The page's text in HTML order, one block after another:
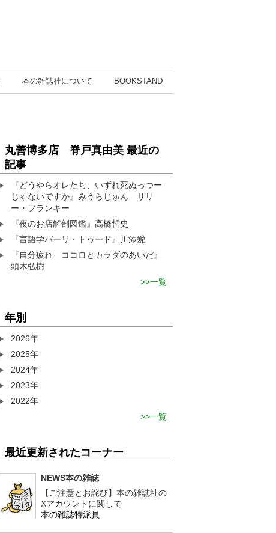
本の雑誌社について BOOKSTAND
丸善博多店 脊戸真由美 最近の
記事
『どうやらオレたち、いずれ死ぬっつー
じゃないですか』みうらじゅん リリ
ー・フランキー
『夜のお店解剖図鑑』高橋哲史
『言語学バーリ・トゥード』川添愛
『自分疲れ ココロとカラダのあいだ』
頭木弘樹
一覧
年別
2026年
2025年
2024年
2023年
2022年
一覧
最近更新されたコーナー
NEWS本の雑誌
【ご注意とお詫び】本の雑誌社の
Xアカウントに関して
本の雑誌特派員